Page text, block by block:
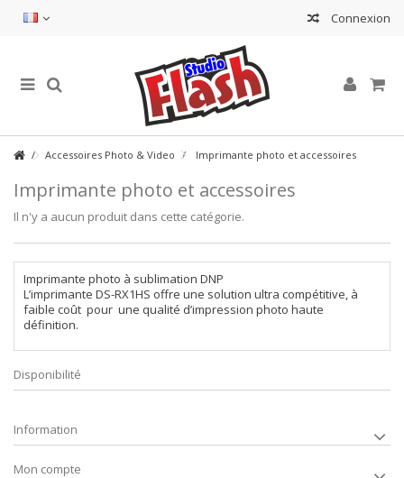
Connexion
Accessoires Photo & Video Imprimante photo et accessoires
Imprimante photo et accessoires
Il n'y a aucun produit dans cette catégorie.
Imprimante photo à sublimation DNP
L’imprimante DS-RX1HS offre une solution ultra compétitive, à
faible coût pour une qualité d’impression photo haute
définition.
Disponibilité
Information
Mon compte